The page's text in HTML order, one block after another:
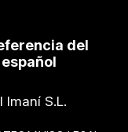
del
S.L.